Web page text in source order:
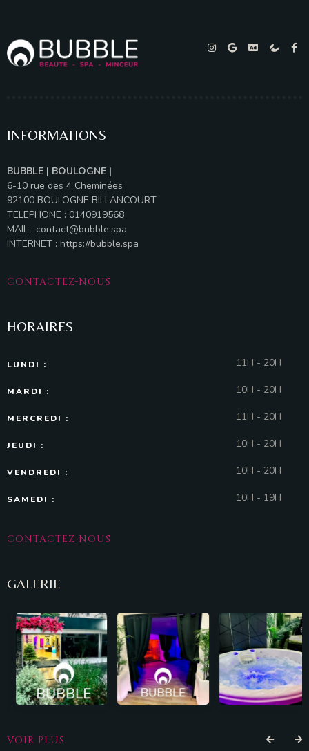
INFORMATIONS
BUBBLE | BOULOGNE |
6-10 rue des 4 Cheminées
92100 BOULOGNE BILLANCOURT
TELEPHONE : 0140919568
MAIL : contact@bubble.spa
INTERNET : https://bubble.spa
CONTACTEZ-NOUS
HORAIRES
LUNDI : 11H - 20H
MARDI : 10H - 20H
MERCREDI : 11H - 20H
JEUDI : 10H - 20H
VENDREDI : 10H - 20H
SAMEDI : 10H - 19H
CONTACTEZ-NOUS
GALERIE
VOIR PLUS